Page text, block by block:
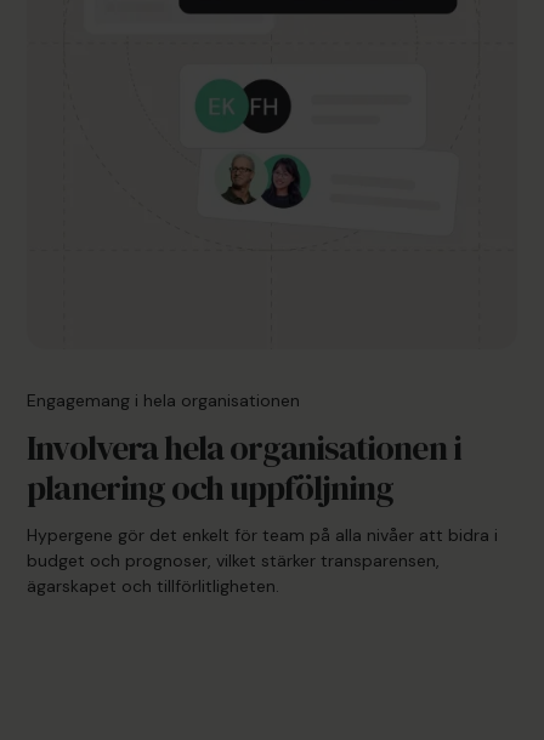
Engagemang i hela organisationen
Involvera hela organisationen i
planering och uppföljning
Hypergene gör det enkelt för team på alla nivåer att bidra i
budget och prognoser, vilket stärker transparensen,
ägarskapet och tillförlitligheten.